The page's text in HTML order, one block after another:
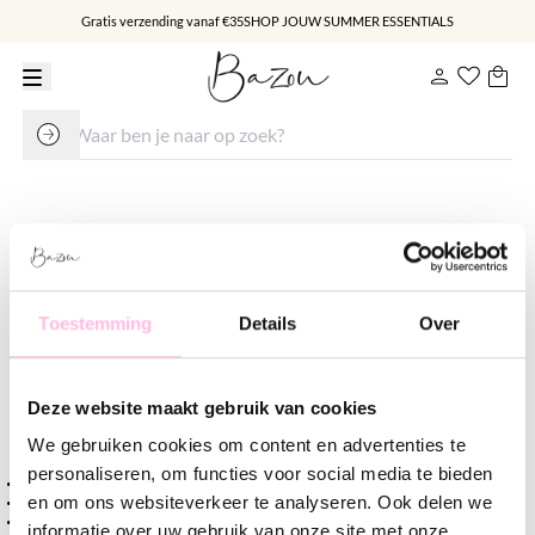
Toestemming Details Over
Deze website maakt gebruik van cookies
We gebruiken cookies om content en advertenties te
personaliseren, om functies voor social media te bieden
en om ons websiteverkeer te analyseren. Ook delen we
Gratis verzending vanaf €35SHOP JOUW SUMMER ESSENTIALS
RVS enkelbandje platte snake -
goud
€ 15.95
Varianten:
Goud Zilver
Gratis verzending vanaf €35,-
Verzending v.a. €1,95